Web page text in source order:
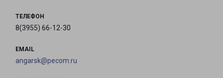
ТЕЛЕФОН
8(3955) 66-12-30
EMAIL
angarsk@pecom.ru